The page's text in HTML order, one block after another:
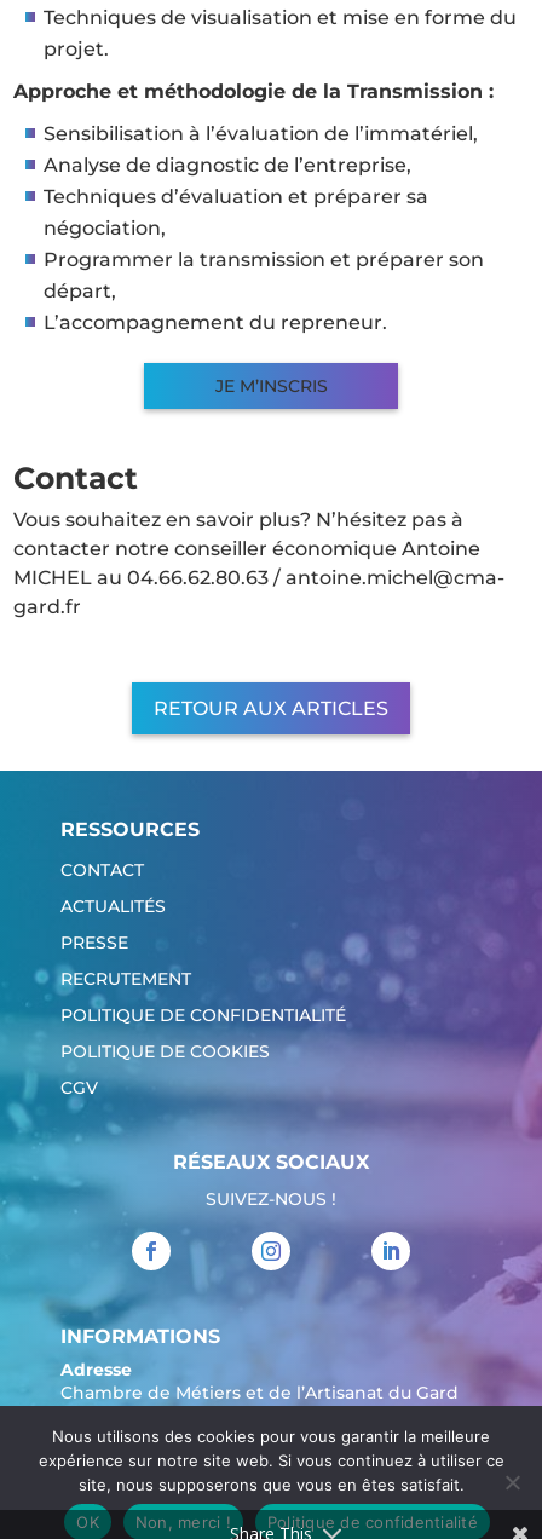
Techniques de visualisation et mise en forme du
projet.
Approche et méthodologie de la Transmission :
Sensibilisation à l’évaluation de l’immatériel,
Analyse de diagnostic de l’entreprise,
Techniques d’évaluation et préparer sa
négociation,
Programmer la transmission et préparer son
départ,
L’accompagnement du repreneur.
JE M’INSCRIS
Contact
Vous souhaitez en savoir plus? N’hésitez pas à
contacter notre conseiller économique Antoine
MICHEL au 04.66.62.80.63 / antoine.michel@cma-
gard.fr
RETOUR AUX ARTICLES
RESSOURCES
CONTACT
ACTUALITÉS
PRESSE
RECRUTEMENT
POLITIQUE DE CONFIDENTIALITÉ
POLITIQUE DE COOKIES
CGV
RÉSEAUX SOCIAUX
SUIVEZ-NOUS !
INFORMATIONS
Adresse
Chambre de Métiers et de l’Artisanat du Gard
904 Avenue Marechal Juin
30908 Nîmes
Tél. :04 66 62 80 00
Share This
Nous utilisons des cookies pour vous garantir la meilleure
expérience sur notre site web. Si vous continuez à utiliser ce
site, nous supposerons que vous en êtes satisfait.
OK
Non, merci ! Politique de confidentialité